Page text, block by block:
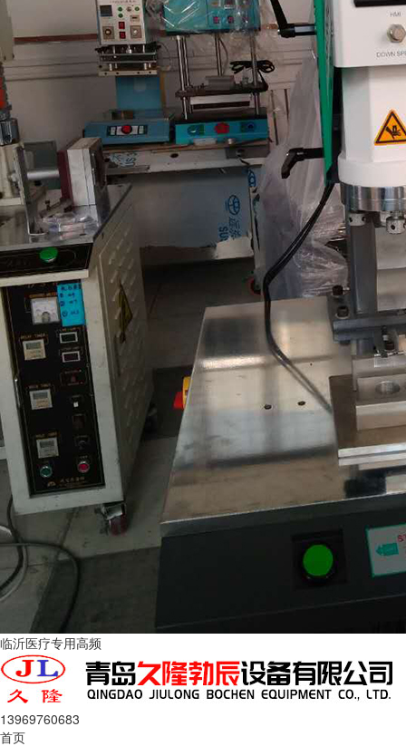
临沂医疗专用高频
13969760683
首页